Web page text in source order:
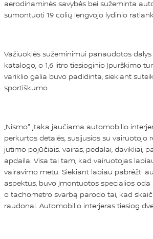
aerodinaminės savybės bei sužeminta
sumontuoti 19 colių lengvojo lydinio
Važiuoklės sužeminimui panaudotos dalys
katalogo, o 1,6 litro tiesioginio įpurškimo
variklio galia buvo padidinta, siekiant
sportiškumo.
„Nismo" įtaka jaučiama automobilio
perkurtos detalės, susijusios su vairuotojo
jutimo pojūčiais: vairas, pedalai, davikliai,
apdaila. Visa tai tam, kad vairuotojas
vairavimo metu. Siekiant labiau pabrėžti
aspektus, buvo įmontuotos specialios oda
o tachometro svarbą parodo tai, kad
raudonai. Automobilio interjeras tiesiog